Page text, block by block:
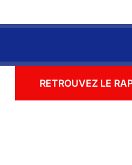
RETROUVEZ LE